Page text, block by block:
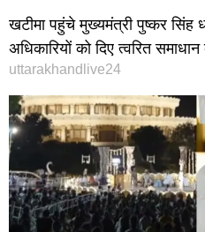
खटीमा पहुंचे मुख्यमंत्री पुष्कर सिंह
अधिकारियों को दिए त्वरित
uttarakhandlive24